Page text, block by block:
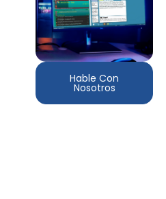
Hable Con
Nosotros